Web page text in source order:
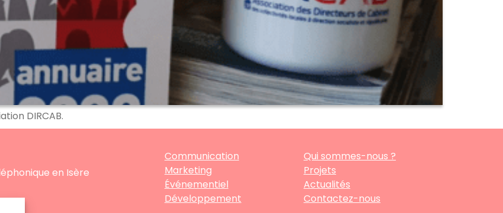
DIRCAB.
en Isère
Communication
Marketing
Événementiel
Développement
Qui sommes-nous ?
Projets
Actualités
Contactez-nous